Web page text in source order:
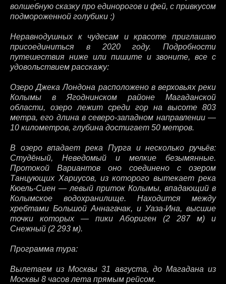
волшебную сказку про единорогов и фей, с привкусом
подмороженной голубики :)
Неравнодушных к чудесам и красоте приглашаю
присоединиться в 2020 году. Подробности
путешествия ниже или пишите и звоните, все с
удовольствием расскажу:
Озеро Джека Лондона расположено в верховьях реки
Колымы в Ягоднинском районе Магаданской
области, озеро лежит среди гор на высоте 803
метра, его длина в северо-западном направлении —
10 километров, глубина достигает 50 метров.
В озеро впадает река Пурга и несколько ручьёв:
Студёный, Неведомый и мелкие безымянные.
Протокой Вариантов оно соединено с озером
Танцующих Хариусов, из которого вытекает река
Кюель-Сиен — левый приток Колымы, впадающий в
Колымское водохранилище. Находится между
хребтами Большой Аннагачак, и Уаза-Ина, высшие
точки которых — пики Абориген (2 287 м) и
Снежный (2 293 м).
Программа тура:
Вылетаем из Москвы 31 августа, до Магадана из
Москвы 8 часов лета прямым рейсом.